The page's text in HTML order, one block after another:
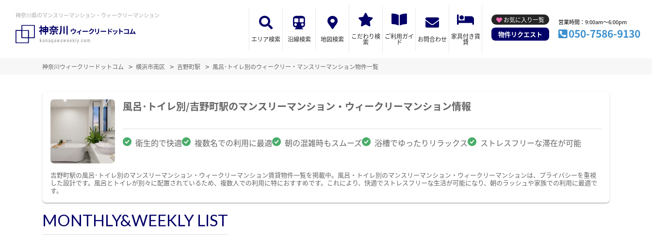
神奈川県のマンスリーマンション・ウィークリーマンション
エリア検索 沿線検索 地図検索 こだわり検
索
ご利用ガイ
ド お問合わせ 家具付き賃
貸
お気に入り一覧
物件リクエスト
営業時間：9:00am～6:00pm
050-7586-9130
神奈川ウィークリードットコム 横浜市南区 吉野町駅 風呂･トイレ別のウィークリー・マンスリーマンション物件一覧
風呂･トイレ別/吉野町駅のマンスリーマンション・ウィークリーマンション情報
衛生的で快適 複数名での利用に最適 朝の混雑時もスムーズ 浴槽でゆったりリラックス ストレスフリーな滞在が可能
吉野町駅の風呂･トイレ別のマンスリーマンション・ウィークリーマンション賃貸物件一覧を掲載中。風呂・トイレ別のマンスリーマンション・ウィークリーマンションは、プライバシーを重視
した設計です。風呂とトイレが別々に配置されているため、複数人での利用に特におすすめです。これにより、快適でストレスフリーな生活が可能になり、朝のラッシュや家族での利用に最適で
す。
MONTHLY&WEEKLY LIST